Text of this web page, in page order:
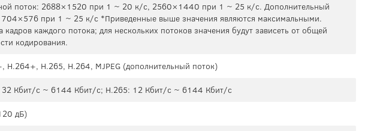
поток: 2688×1520 при 1 ~ 20 к/c, 2560×1440 при 1 ~ 25 к/c. Дополнительный
704×576 при 1 ~ 25 к/с *Приведенные выше значения являются максимальными.
кадров каждого потока; для нескольких потоков значения будут зависеть от общей
кодирования.
H.264+, H.265, H.264, MJPEG (дополнительный поток)
32 Кбит/с ~ 6144 Кбит/с; H.265: 12 Кбит/с ~ 6144 Кбит/с
дБ)